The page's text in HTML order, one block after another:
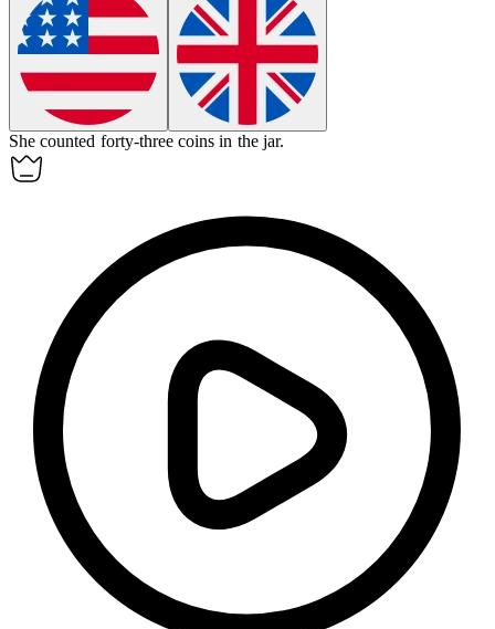
She counted forty-three coins in the jar.